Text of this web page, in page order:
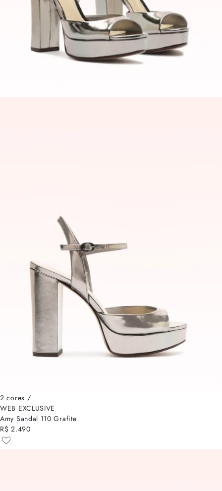
2 cores /
WEB EXCLUSIVE
Amy Sandal 110 Grafite
R$ 2.490